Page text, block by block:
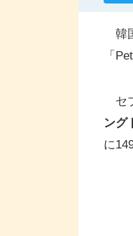
韓
「
セ
ング
に